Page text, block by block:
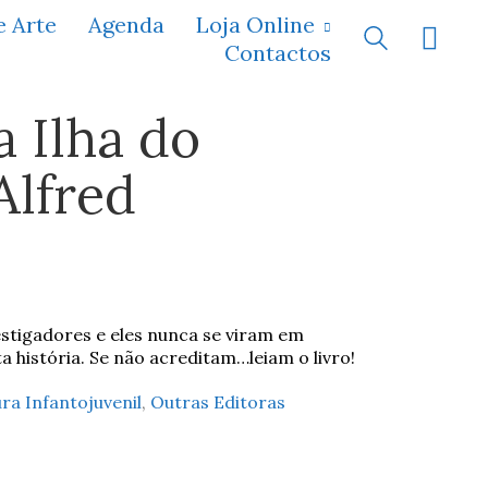
Arte Agenda
Loja Online
Contactos
Ilha do
e eles nunca se viram em
história. Se não acreditam…leiam o livro!
Infantojuvenil, Outras Editoras